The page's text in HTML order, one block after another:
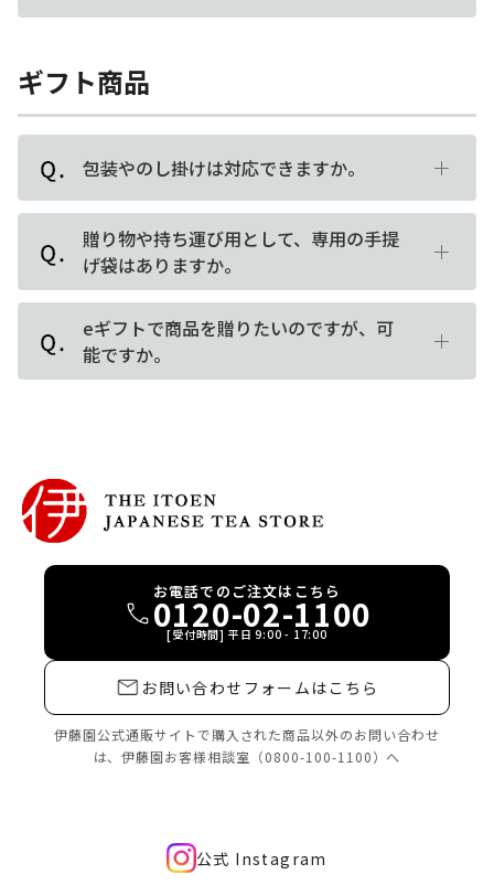
ギフト商品
包装やのし掛けは対応できますか。
贈り物や持ち運び用として、専用の手提
げ袋はありますか。
eギフトで商品を贈りたいのですが、可
能ですか。
お電話でのご注文はこちら
0120-02-1100
[受付時間] 平日 9:00 - 17:00
お問い合わせフォームはこちら
伊藤園公式通販サイトで購入された商品以外のお問い合わせ
は、伊藤園お客様相談室（0800-100-1100）へ
公式 Instagram